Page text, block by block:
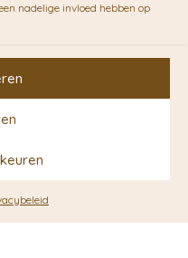
nadelige invloed hebben op